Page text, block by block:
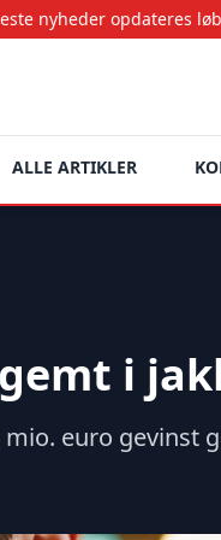
løbende •
ALLE ARTIKLER
i
euro gevinst